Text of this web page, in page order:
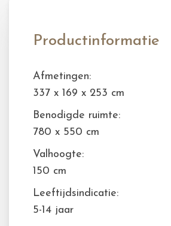
Productinformatie
Afmetingen:
337 x 169 x 253 cm
Benodigde ruimte:
780 x 550 cm
Valhoogte:
150 cm
Leeftijdsindicatie:
5-14 jaar